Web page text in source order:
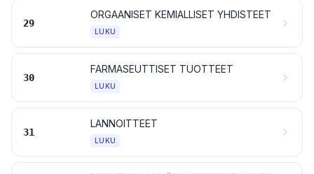
29
ORGAANISET KEMIALLISET YHDISTEET
LUKU
30
FARMASEUTTISET TUOTTEET
LUKU
31
LANNOITTEET
LUKU